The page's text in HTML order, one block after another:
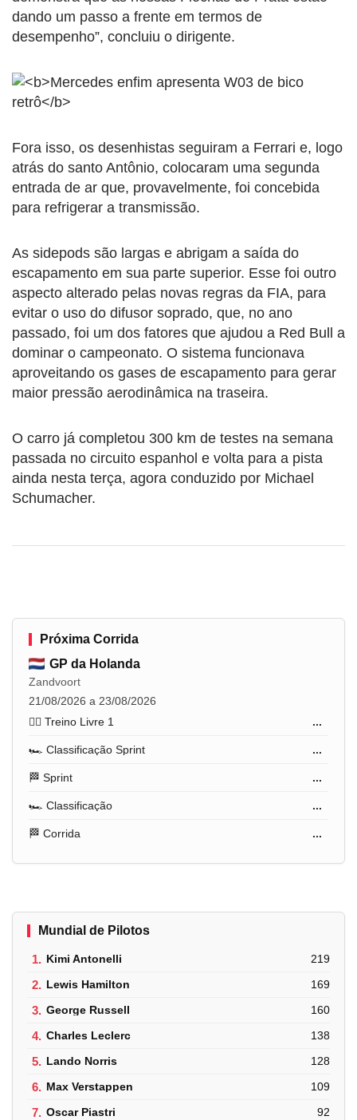
dando um passo a frente em termos de
desempenho”, concluiu o dirigente.
Fora isso, os desenhistas seguiram a Ferrari e, logo
atrás do santo Antônio, colocaram uma segunda
entrada de ar que, provavelmente, foi concebida
para refrigerar a transmissão.
As sidepods são largas e abrigam a saída do
escapamento em sua parte superior. Esse foi outro
aspecto alterado pelas novas regras da FIA, para
evitar o uso do difusor soprado, que, no ano
passado, foi um dos fatores que ajudou a Red Bull a
dominar o campeonato. O sistema funcionava
aproveitando os gases de escapamento para gerar
maior pressão aerodinâmica na traseira.
O carro já completou 300 km de testes na semana
passada no circuito espanhol e volta para a pista
ainda nesta terça, agora conduzido por Michael
Schumacher.
Próxima Corrida
GP da Holanda
Zandvoort
21/08/2026 a 23/08/2026
🏋️‍♂️ Treino Livre 1
...
🏎️ Classificação Sprint ...
🏁 Sprint ...
🏎️ Classificação ...
🏁 Corrida ...
Mundial de Pilotos
1. Kimi Antonelli 219
2. Lewis Hamilton 169
3. George Russell 160
4. Charles Leclerc 138
5. Lando Norris 128
6. Max Verstappen 109
7. Oscar Piastri 92